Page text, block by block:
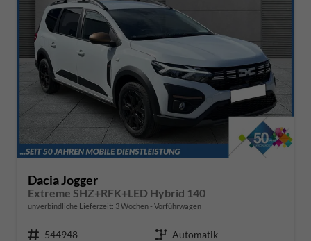
Dacia Jogger
Extreme SHZ+RFK+LED Hybrid 140
unverbindliche Lieferzeit: 3 Wochen Vorführwagen
Fahrzeugnr. 544948 Getriebe Automatik